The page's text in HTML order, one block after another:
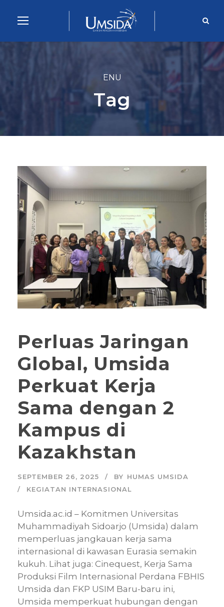
ENU
Tag
Perluas Jaringan
Global, Umsida
Perkuat Kerja
Sama dengan 2
Kampus di
Kazakhstan
SEPTEMBER 26, 2025 BY HUMAS UMSIDA
KEGIATAN INTERNASIONAL
Umsida.ac.id – Komitmen Universitas
Muhammadiyah Sidoarjo (Umsida) dalam
memperluas jangkauan kerja sama
internasional di kawasan Eurasia semakin
kukuh. Lihat juga: Cinequest, Kerja Sama
Produksi Film Internasional Perdana FBHIS
Umsida dan FKP USIM Baru-baru ini,
Umsida memperkuat hubungan dengan